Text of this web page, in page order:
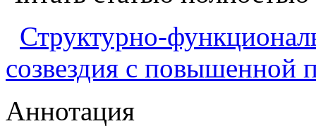
Структурно-
созвездия с повышенной
Аннотация